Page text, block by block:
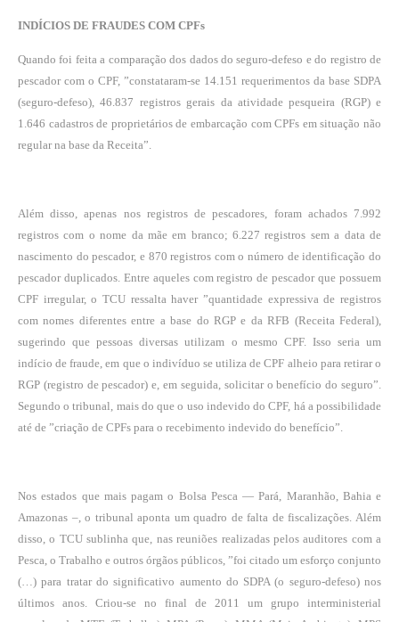
INDÍCIOS DE FRAUDES COM CPFs
Quando foi feita a comparação dos dados do seguro-defeso e do registro de
pescador com o CPF, ”constataram-se 14.151 requerimentos da base SDPA
(seguro-defeso), 46.837 registros gerais da atividade pesqueira (RGP) e
1.646 cadastros de proprietários de embarcação com CPFs em situação não
regular na base da Receita”.
Além disso, apenas nos registros de pescadores, foram achados 7.992
registros com o nome da mãe em branco; 6.227 registros sem a data de
nascimento do pescador, e 870 registros com o número de identificação do
pescador duplicados. Entre aqueles com registro de pescador que possuem
CPF irregular, o TCU ressalta haver ”quantidade expressiva de registros
com nomes diferentes entre a base do RGP e da RFB (Receita Federal),
sugerindo que pessoas diversas utilizam o mesmo CPF. Isso seria um
indício de fraude, em que o indivíduo se utiliza de CPF alheio para retirar o
RGP (registro de pescador) e, em seguida, solicitar o benefício do seguro”.
Segundo o tribunal, mais do que o uso indevido do CPF, há a possibilidade
até de ”criação de CPFs para o recebimento indevido do benefício”.
Nos estados que mais pagam o Bolsa Pesca — Pará, Maranhão, Bahia e
Amazonas –, o tribunal aponta um quadro de falta de fiscalizações. Além
disso, o TCU sublinha que, nas reuniões realizadas pelos auditores com a
Pesca, o Trabalho e outros órgãos públicos, ”foi citado um esforço conjunto
(…) para tratar do significativo aumento do SDPA (o seguro-defeso) nos
últimos anos. Criou-se no final de 2011 um grupo interministerial